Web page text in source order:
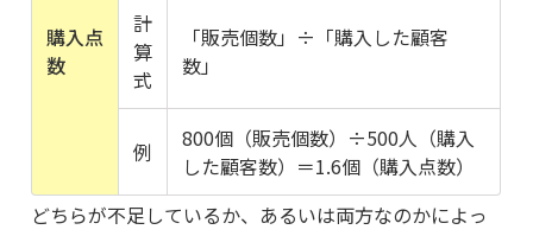
購入点
数
計
算
式
「販売個数」÷「購入した顧客
数」
例
800個（販売個数）÷500人（購入
した顧客数）＝1.6個（購入点数）
どちらが不足しているか、あるいは両方なのかによっ